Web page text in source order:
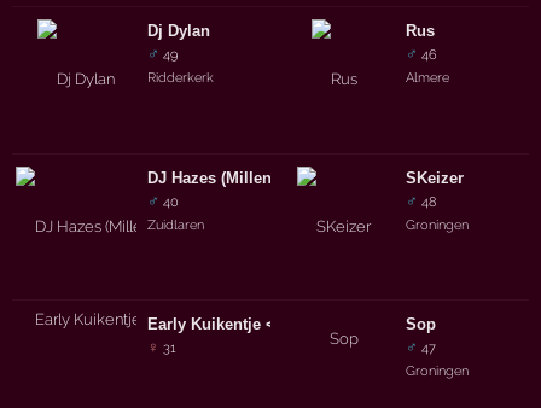
Dj Dylan
♂ 49
Ridderkerk
DJ Hazes (Millennium Hardcore)
♂ 40
Zuidlaren
Early Kuikentje <3
♀ 31
Rus
♂ 46
Almere
SKeizer
♂ 48
Groningen
Sop
♂ 47
Groningen